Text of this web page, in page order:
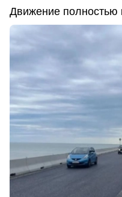
Движение полностью